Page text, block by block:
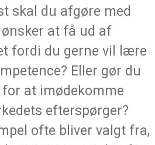
skal du afgøre med
ønsker at få ud af
fordi du gerne vil lære
Eller gør du
at imødekomme
efterspørger?
ofte bliver valgt fra,